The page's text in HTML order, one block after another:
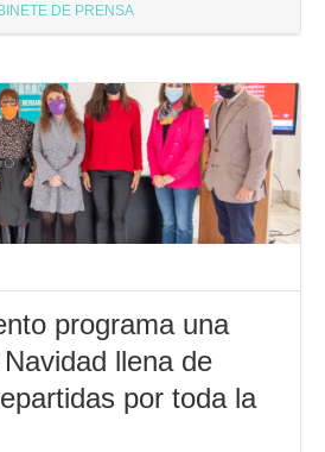
DE PRENSA
programa una
llena de
por toda la